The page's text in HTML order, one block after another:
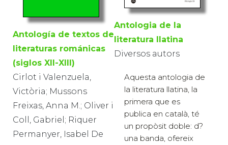
Antología de textos de
literaturas románicas
(siglos XII-XIII)
Cirlot i Valenzuela,
Victòria; Mussons
Freixas, Anna M.; Oliver i
Coll, Gabriel; Riquer
Permanyer, Isabel De
Antologia de la
literatura llatina
Diversos autors
Aquesta antologia de
la literatura llatina, la
primera que es
publica en català, té
un propòsit doble: d?
una banda, ofereix